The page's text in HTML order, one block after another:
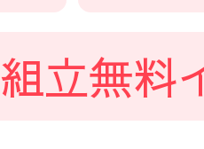
立無料